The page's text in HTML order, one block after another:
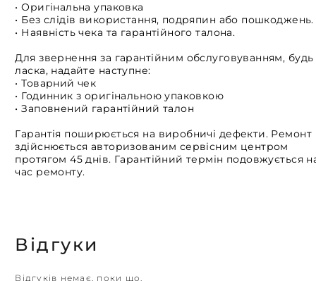
• Оригінальна упаковка
• Без слідів використання, подряпин або пошкоджень.
• Наявність чека та гарантійного талона.
Для звернення за гарантійним обслуговуванням, будь
ласка, надайте наступне:
• Товарний чек
• Годинник з оригінальною упаковкою
• Заповнений гарантійний талон
Гарантія поширюється на виробничі дефекти. Ремонт
здійснюється авторизованим сервісним центром
протягом 45 днів. Гарантійний термін подовжується
час ремонту.
Відгуки
Відгуків немає, поки що.